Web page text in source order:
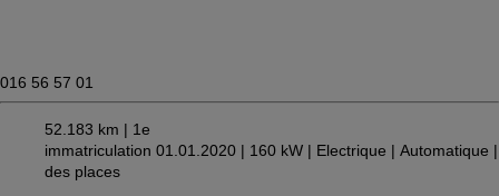
016 56 57 01
52.183 km | 1e
immatriculation 01.01.2020 | 160 kW | Electrique | Automatique
des places